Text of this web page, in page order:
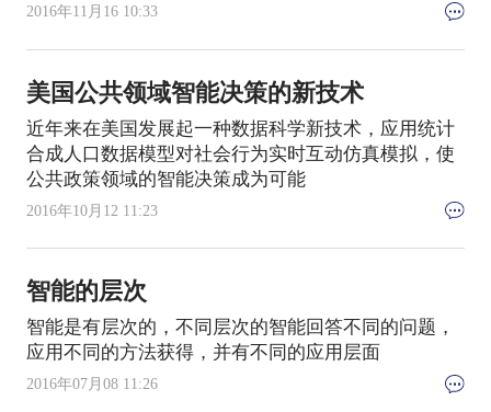
2016年11月16 10:33
美国公共领域智能决策的新技术
近年来在美国发展起一种数据科学新技术，应用统计
合成人口数据模型对社会行为实时互动仿真模拟，使
公共政策领域的智能决策成为可能
2016年10月12 11:23
智能的层次
智能是有层次的，不同层次的智能回答不同的问题，
应用不同的方法获得，并有不同的应用层面
2016年07月08 11:26